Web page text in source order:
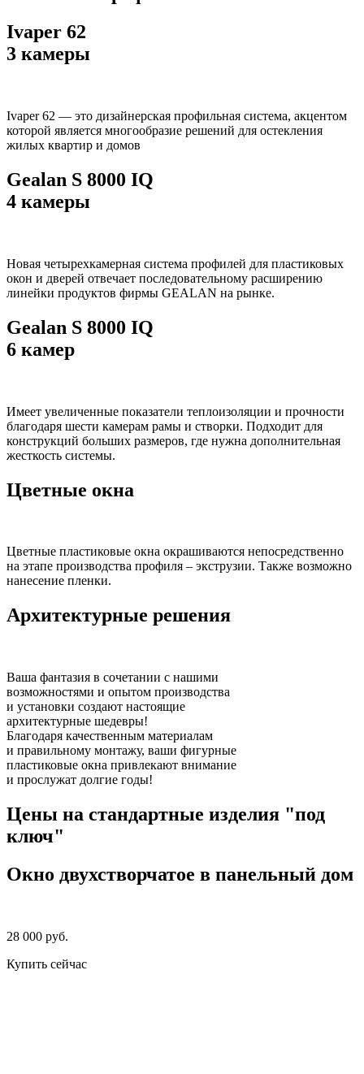
Ivaper 62
3 камеры
Ivaper 62 — это дизайнерская профильная система, акцентом
которой является многообразие решений для остекления
жилых квартир и домов
Gealan S 8000 IQ
4 камеры
Новая четырехкамерная система профилей для пластиковых
окон и дверей отвечает последовательному расширению
линейки продуктов фирмы GEALAN на рынке.
Gealan S 8000 IQ
6 камер
Имеет увеличенные показатели теплоизоляции и прочности
благодаря шести камерам рамы и створки. Подходит для
конструкций больших размеров, где нужна дополнительная
жесткость системы.
Цветные окна
Цветные пластиковые окна окрашиваются непосредственно
на этапе производства профиля – экструзии. Также возможно
нанесение пленки.
Архитектурные решения
Ваша фантазия в сочетании с нашими
возможностями и опытом производства
и установки создают настоящие
архитектурные шедевры!
Благодаря качественным материалам
и правильному монтажу, ваши фигурные
пластиковые окна привлекают внимание
и прослужат долгие годы!
Цены на стандартные изделия "под
ключ"
Окно двухстворчатое в панельный дом
28 000 руб.
Купить сейчас